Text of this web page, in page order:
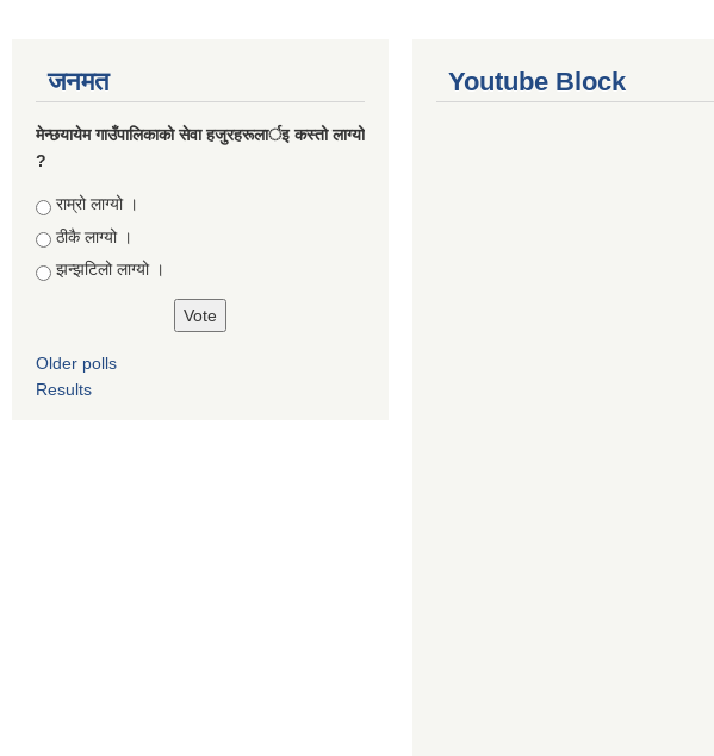
जनमत
मेन्छयायेम गाउँपालिकाको सेवा हजुरहरूलार्इ कस्तो लाग्यो
?
Choices
राम्रो लाग्यो ।
ठीकै लाग्यो ।
झन्झटिलो लाग्यो ।
Older polls
Results
Youtube Block